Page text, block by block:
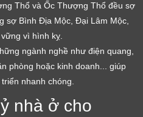
Thổ và Ốc Thượng Thổ đều sợ
sợ Bình Địa Mộc, Đại Lâm Mộc,
vì hình kỵ.
ngành nghề như điện quang,
phòng hoặc kinh doanh... giúp
nhanh chóng.
nhà ở cho